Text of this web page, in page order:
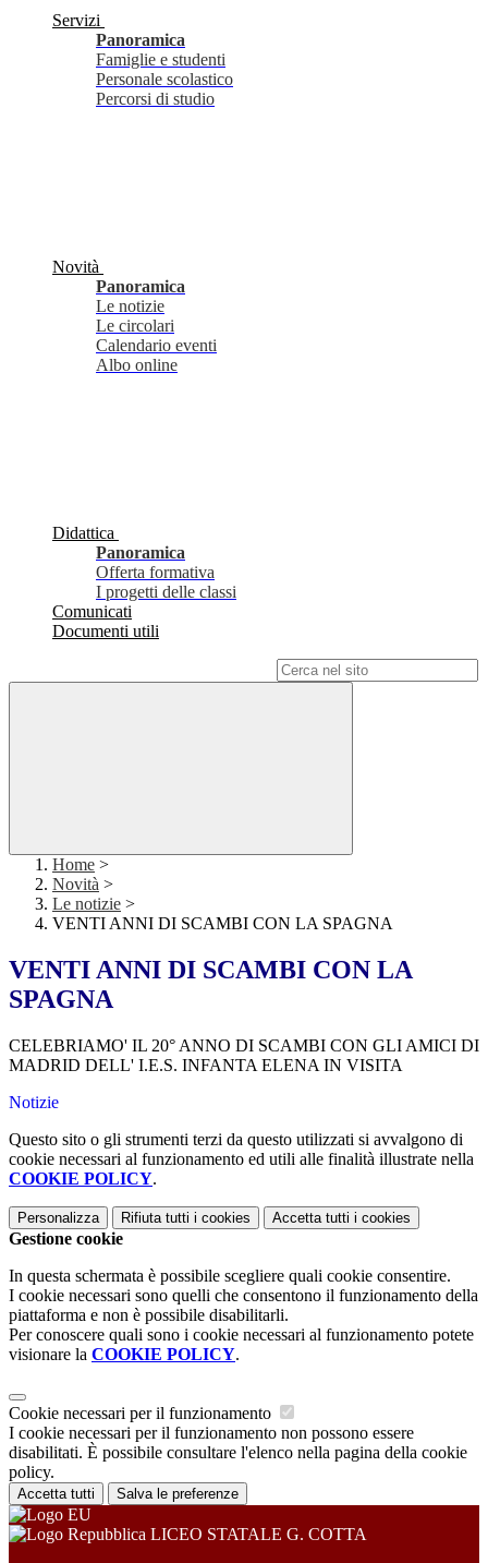
Servizi
Panoramica
Famiglie e studenti
Personale scolastico
Percorsi di studio
Novità
Panoramica
Le notizie
Le circolari
Calendario eventi
Albo online
Didattica
Panoramica
Offerta formativa
I progetti delle classi
Comunicati
Documenti utili
Home >
Novità >
Le notizie >
VENTI ANNI DI SCAMBI CON LA SPAGNA
VENTI ANNI DI SCAMBI CON LA
SPAGNA
CELEBRIAMO' IL 20° ANNO DI SCAMBI CON GLI AMICI DI
MADRID DELL' I.E.S. INFANTA ELENA IN VISITA
Notizie
Questo sito o gli strumenti terzi da questo utilizzati si avvalgono di
cookie necessari al funzionamento ed utili alle finalità illustrate nella
COOKIE POLICY.
Personalizza Rifiuta tutti i cookies Accetta tutti i cookies
Gestione cookie
In questa schermata è possibile scegliere quali cookie consentire.
I cookie necessari sono quelli che consentono il funzionamento della
piattaforma e non è possibile disabilitarli.
Per conoscere quali sono i cookie necessari al funzionamento potete
visionare la COOKIE POLICY.
Cookie necessari per il funzionamento
I cookie necessari per il funzionamento non possono essere
disabilitati. È possibile consultare l'elenco nella pagina della cookie
policy.
Accetta tutti Salva le preferenze
LICEO STATALE G. COTTA